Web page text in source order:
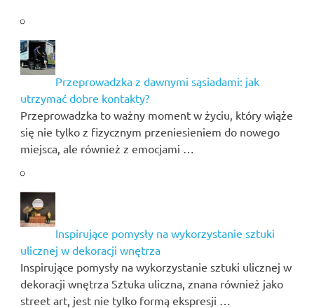
Przeprowadzka z dawnymi sąsiadami: jak
utrzymać dobre kontakty?
Przeprowadzka to ważny moment w życiu, który wiąże
się nie tylko z fizycznym przeniesieniem do nowego
miejsca, ale również z emocjami …
Inspirujące pomysły na wykorzystanie sztuki
ulicznej w dekoracji wnętrza
Inspirujące pomysły na wykorzystanie sztuki ulicznej w
dekoracji wnętrza Sztuka uliczna, znana również jako
street art, jest nie tylko formą ekspresji …